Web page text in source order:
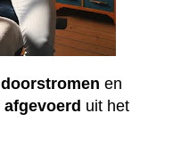
doorstromen en
afgevoerd uit het